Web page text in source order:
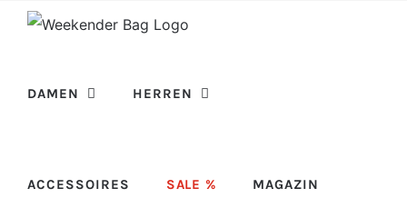
Skip
DAMEN HERREN
ACCESSOIRES SALE % MAGAZIN